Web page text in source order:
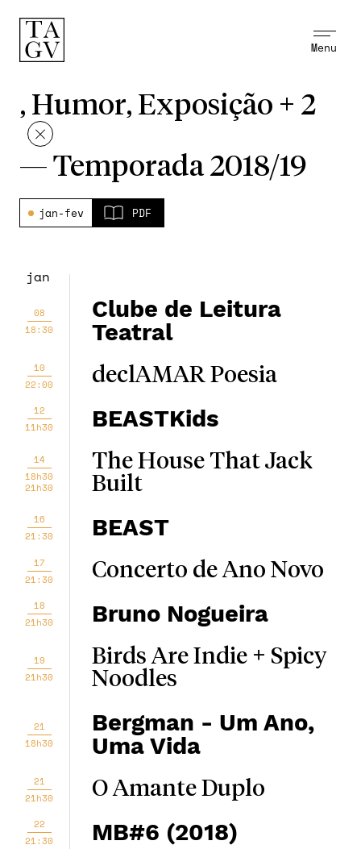
Menu
, Humor, Exposição + 2
— Temporada 2018/19
jan-fev PDF
jan
08
18:30
Clube de Leitura
Teatral
10
22:00
declAMAR Poesia
12
11h30
BEASTKids
14
18h30
21h30
The House That Jack
Built
16
21:30
BEAST
17
21:30
Concerto de Ano Novo
18
21h30
Bruno Nogueira
19
21h30
Birds Are Indie + Spicy
Noodles
21
18h30
Bergman - Um Ano,
Uma Vida
21
21h30
O Amante Duplo
22
21:30
MB#6 (2018)